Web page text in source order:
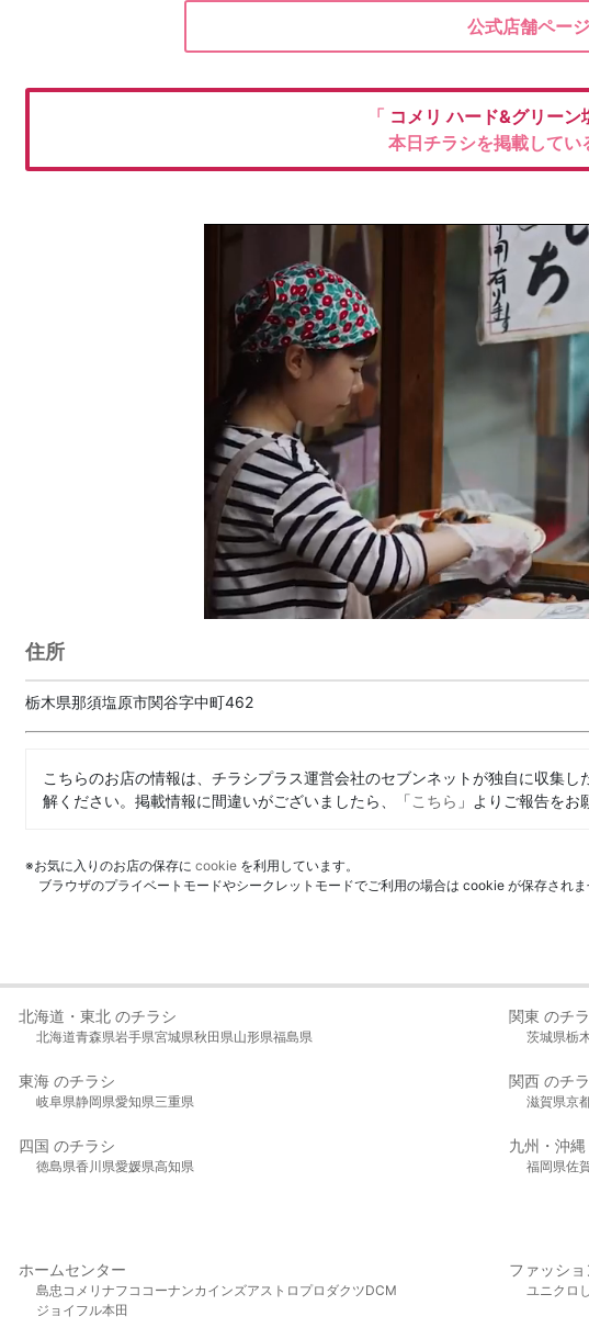
公式店舗ペー
「 コメリハード&グリーン
本日チラシを掲載してい
住所
栃木県那須塩原市関谷字中町462
こちらのお店の情報は、チラシプラス運営会社のセブンネットが独自に収集
解ください。掲載情報に間違いがございましたら、「こちら 」よりご報告をお
※お気に入りのお店の保存に cookie を利用しています。
ブラウザのプライベートモードやシークレットモードでご利用の場合は cookie が保存され
北海道・東北 のチラシ
北海道青森県岩手県宮城県秋田県山形県福島県
関東 のチ
茨城県栃
東海 のチラシ
岐阜県静岡県愛知県三重県
関西 のチ
滋賀県京
四国 のチラシ
徳島県香川県愛媛県高知県
九州・沖
福岡県佐
ホームセンター
島忠 コメリ ナフコ コーナンカインズアストロプロダクツDCM
ジョイフル本田
ファッショ
ユニクロ